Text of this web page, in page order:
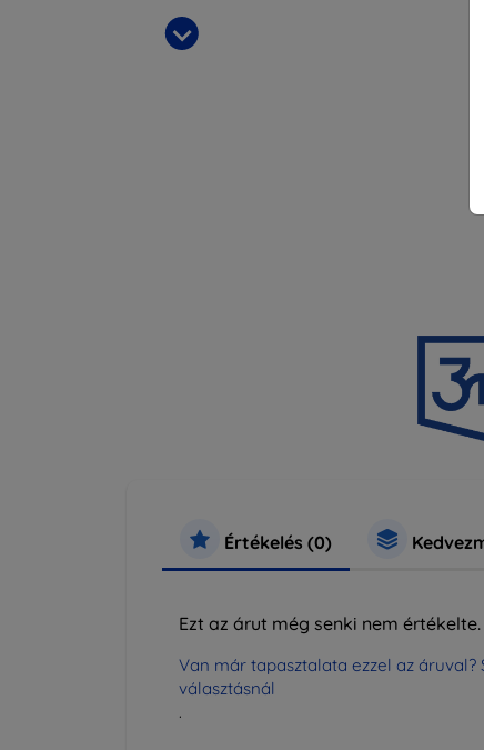
Értékelés (0)
Ezt az árut még senki nem értékelte.
Van már tapasztalata ezzel az
választásnál
.